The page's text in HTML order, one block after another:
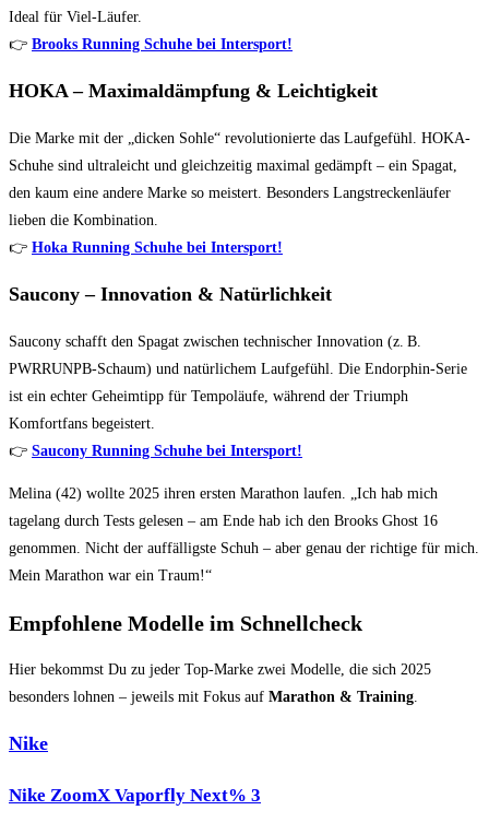
Ideal für Viel-Läufer.
👉 Brooks Running Schuhe bei Intersport!
HOKA – Maximaldämpfung & Leichtigkeit
Die Marke mit der „dicken Sohle“ revolutionierte das Laufgefühl. HOKA-
Schuhe sind ultraleicht und gleichzeitig maximal gedämpft – ein Spagat,
den kaum eine andere Marke so meistert. Besonders Langstreckenläufer
lieben die Kombination.
👉 Hoka Running Schuhe bei Intersport!
Saucony – Innovation & Natürlichkeit
Saucony schafft den Spagat zwischen technischer Innovation (z. B.
PWRRUNPB-Schaum) und natürlichem Laufgefühl. Die Endorphin-Serie
ist ein echter Geheimtipp für Tempoläufe, während der Triumph
Komfortfans begeistert.
👉 Saucony Running Schuhe bei Intersport!
Melina (42) wollte 2025 ihren ersten Marathon laufen. „Ich hab mich
tagelang durch Tests gelesen – am Ende hab ich den Brooks Ghost 16
genommen. Nicht der auffälligste Schuh – aber genau der richtige für mich.
Mein Marathon war ein Traum!“
Empfohlene Modelle im Schnellcheck
Hier bekommst Du zu jeder Top-Marke zwei Modelle, die sich 2025
besonders lohnen – jeweils mit Fokus auf Marathon & Training.
Nike
Nike ZoomX Vaporfly Next% 3